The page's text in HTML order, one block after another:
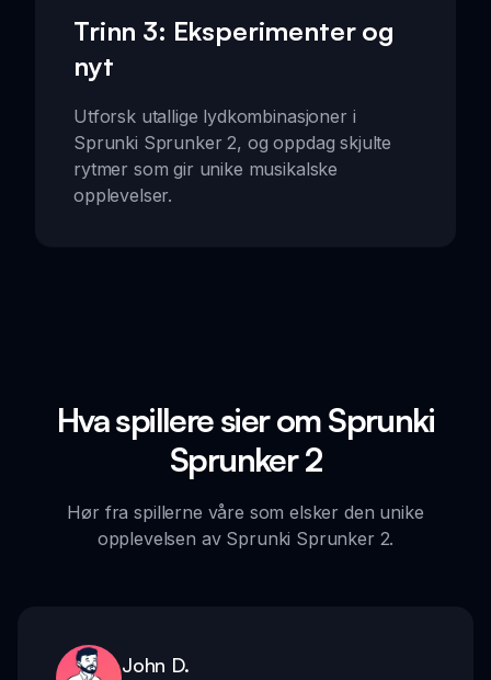
Trinn 3: Eksperimenter og
nyt
Utforsk utallige lydkombinasjoner i
Sprunki Sprunker 2, og oppdag skjulte
rytmer som gir unike musikalske
opplevelser.
Hva spillere sier om Sprunki
Sprunker 2
Hør fra spillerne våre som elsker den unike
opplevelsen av Sprunki Sprunker 2.
John D.